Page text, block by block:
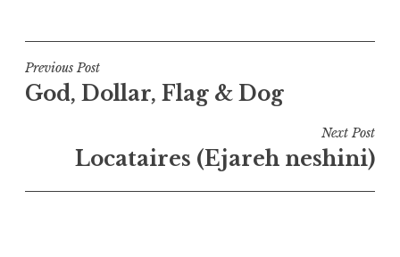
Navigation
de
Previous Post
God, Dollar, Flag & Dog
Next Post
Locataires (Ejareh neshini)